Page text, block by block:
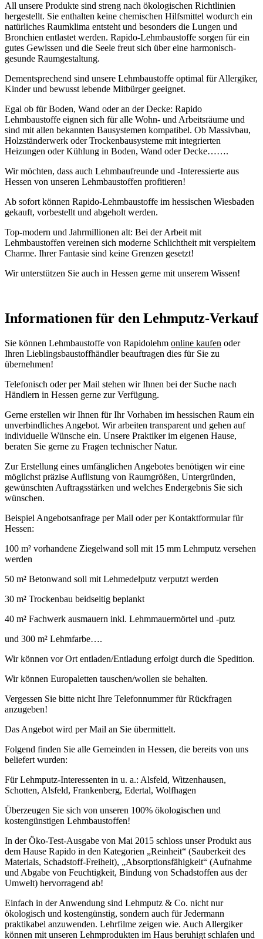
All unsere Produkte sind streng nach ökologischen Richtlinien
hergestellt. Sie enthalten keine chemischen Hilfsmittel wodurch ein
natürliches Raumklima entsteht und besonders die Lungen und
Bronchien entlastet werden. Rapido-Lehmbaustoffe sorgen für ein
gutes Gewissen und die Seele freut sich über eine harmonisch-
gesunde Raumgestaltung.
Dementsprechend sind unsere Lehmbaustoffe optimal für Allergiker,
Kinder und bewusst lebende Mitbürger geeignet.
Egal ob für Boden, Wand oder an der Decke: Rapido
Lehmbaustoffe eignen sich für alle Wohn- und Arbeitsräume und
sind mit allen bekannten Bausystemen kompatibel. Ob Massivbau,
Holzständerwerk oder Trockenbausysteme mit integrierten
Heizungen oder Kühlung in Boden, Wand oder Decke…….
Wir möchten, dass auch Lehmbaufreunde und -Interessierte aus
Hessen von unseren Lehmbaustoffen profitieren!
Ab sofort können Rapido-Lehmbaustoffe im hessischen Wiesbaden
gekauft, vorbestellt und abgeholt werden.
Top-modern und Jahrmillionen alt: Bei der Arbeit mit
Lehmbaustoffen vereinen sich moderne Schlichtheit mit verspieltem
Charme. Ihrer Fantasie sind keine Grenzen gesetzt!
Wir unterstützen Sie auch in Hessen gerne mit unserem Wissen!
Informationen für den Lehmputz-Verkauf
Sie können Lehmbaustoffe von Rapidolehm online kaufen oder
Ihren Lieblingsbaustoffhändler beauftragen dies für Sie zu
übernehmen!
Telefonisch oder per Mail stehen wir Ihnen bei der Suche nach
Händlern in Hessen gerne zur Verfügung.
Gerne erstellen wir Ihnen für Ihr Vorhaben im hessischen Raum ein
unverbindliches Angebot. Wir arbeiten transparent und gehen auf
individuelle Wünsche ein. Unsere Praktiker im eigenen Hause,
beraten Sie gerne zu Fragen technischer Natur.
Zur Erstellung eines umfänglichen Angebotes benötigen wir eine
möglichst präzise Auflistung von Raumgrößen, Untergründen,
gewünschten Auftragsstärken und welches Endergebnis Sie sich
wünschen.
Beispiel Angebotsanfrage per Mail oder per Kontaktformular für
Hessen:
100 m² vorhandene Ziegelwand soll mit 15 mm Lehmputz versehen
werden
50 m² Betonwand soll mit Lehmedelputz verputzt werden
30 m² Trockenbau beidseitig beplankt
40 m² Fachwerk ausmauern inkl. Lehmmauermörtel und -putz
und 300 m² Lehmfarbe….
Wir können vor Ort entladen/Entladung erfolgt durch die Spedition.
Wir können Europaletten tauschen/wollen sie behalten.
Vergessen Sie bitte nicht Ihre Telefonnummer für Rückfragen
anzugeben!
Das Angebot wird per Mail an Sie übermittelt.
Folgend finden Sie alle Gemeinden in Hessen, die bereits von uns
beliefert wurden:
Für Lehmputz-Interessenten in u. a.: Alsfeld, Witzenhausen,
Schotten, Alsfeld, Frankenberg, Edertal, Wolfhagen
Überzeugen Sie sich von unseren 100% ökologischen und
kostengünstigen Lehmbaustoffen!
In der Öko-Test-Ausgabe von Mai 2015 schloss unser Produkt aus
dem Hause Rapido in den Kategorien „Reinheit“ (Sauberkeit des
Materials, Schadstoff-Freiheit), „Absorptionsfähigkeit“ (Aufnahme
und Abgabe von Feuchtigkeit, Bindung von Schadstoffen aus der
Umwelt) hervorragend ab!
Einfach in der Anwendung sind Lehmputz & Co. nicht nur
ökologisch und kostengünstig, sondern auch für Jedermann
praktikabel anzuwenden. Lehrfilme zeigen wie. Auch Allergiker
können mit unseren Lehmprodukten im Haus beruhigt schlafen und